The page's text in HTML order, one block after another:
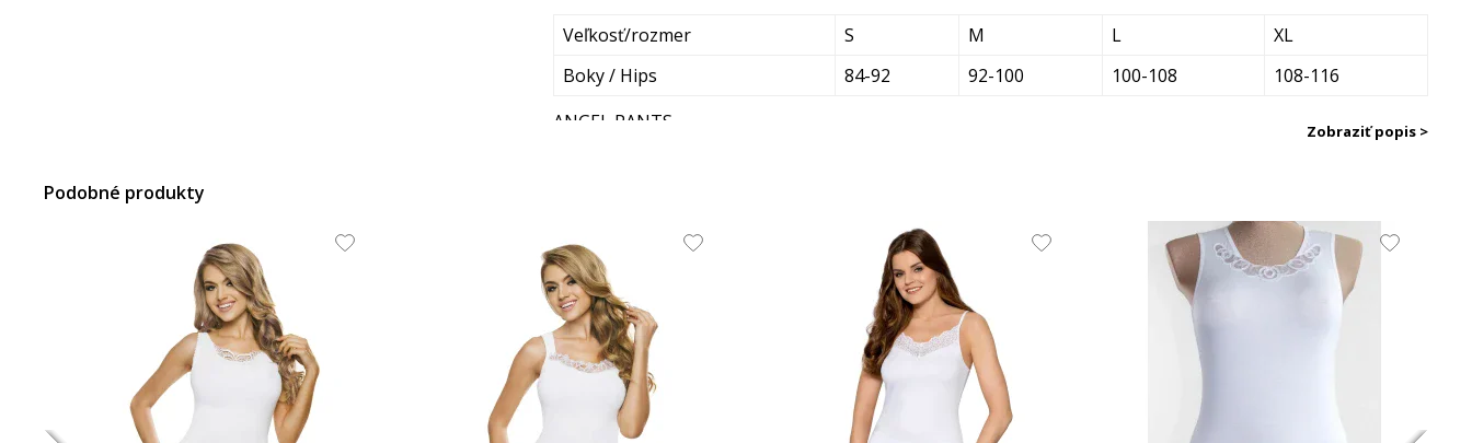
Zobraziť popis >
Veľkosť/rozmer S M L
XL
Boky / Hips
84-92 92-100 100-108
108-116
ANGEL PANTS
Podobné produkty